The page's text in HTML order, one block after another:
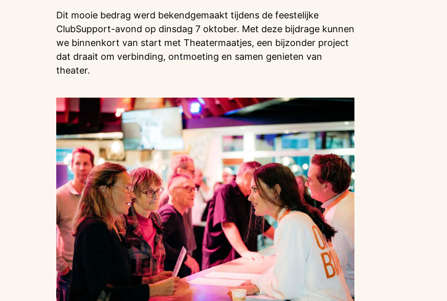
Dit mooie bedrag werd bekendgemaakt tijdens de feestelijke
ClubSupport-avond op dinsdag 7 oktober. Met deze bijdrage kunnen
we binnenkort van start met Theatermaatjes, een bijzonder project
dat draait om verbinding, ontmoeting en samen genieten van
theater.